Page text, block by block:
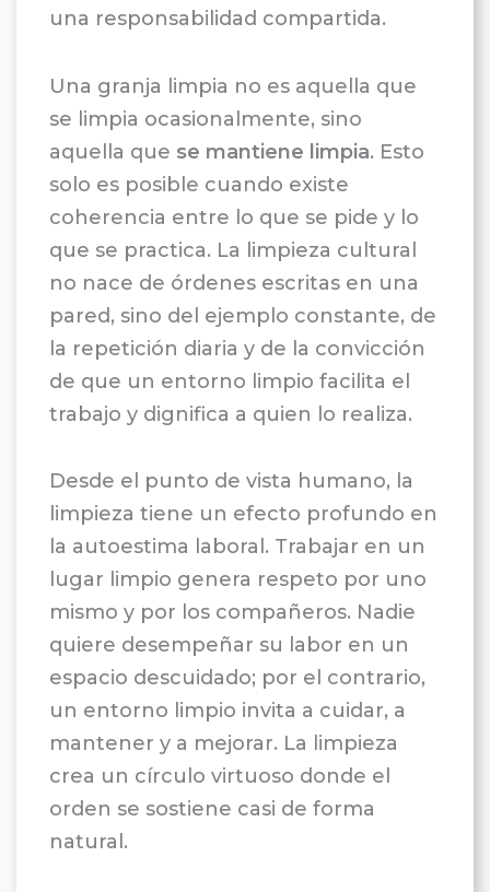
una responsabilidad compartida.
Una granja limpia no es aquella que
se limpia ocasionalmente, sino
aquella que se mantiene limpia. Esto
solo es posible cuando existe
coherencia entre lo que se pide y lo
que se practica. La limpieza cultural
no nace de órdenes escritas en una
pared, sino del ejemplo constante, de
la repetición diaria y de la convicción
de que un entorno limpio facilita el
trabajo y dignifica a quien lo realiza.
Desde el punto de vista humano, la
limpieza tiene un efecto profundo en
la autoestima laboral. Trabajar en un
lugar limpio genera respeto por uno
mismo y por los compañeros. Nadie
quiere desempeñar su labor en un
espacio descuidado; por el contrario,
un entorno limpio invita a cuidar, a
mantener y a mejorar. La limpieza
crea un círculo virtuoso donde el
orden se sostiene casi de forma
natural.